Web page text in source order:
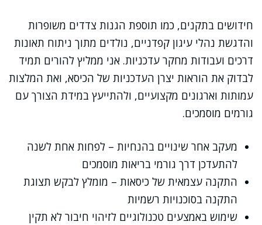
חידושים בתקנים, כמו תוספת הגנות צדדים משופרות
והדגשת נהלי עיגון קפדניים, נולדים מתוך ניתוח תאונות
דרכים ועבודות מחקר עדכניות. אני ממליץ להורים תמיד
לבדוק את הוראות יצרן העדכניות של הכיסא, ואת המלצות
עמותות וארגונים מקצועיים, ולהתייעץ במידת הצורך עם
גורמים מוסמכים.
מעקב אחר שינויים בהנחיות – לפחות אחת לשנה
להתעדכן דרך גורמי בריאות מוסמכים
התקנה עצמאית של כיסאות – מומלץ לבקש תצוגת
התקנה בסוכנויות רשמיות
שימוש באמצעים טכנולוגיים לזיהוי חיבור לא תקין